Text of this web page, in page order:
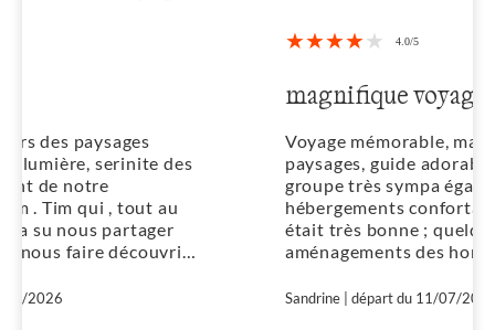
magnifique voyage
Voyage mémorable, magnifiques
paysages, guide adorable et investi,
groupe très sympa également,
hébergements confortables, la nourriture
était très bonne ; quelques
aménagements des horaires auraient pu
conditions climatiques (chaleur).
Sandrine | départ du 11/07/2026